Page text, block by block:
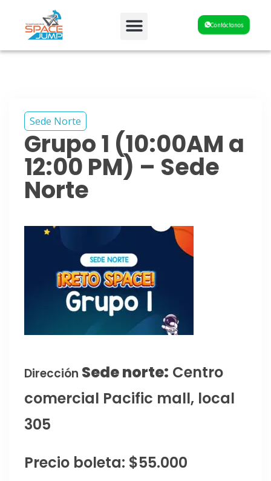
Contáctanos
Sede Norte
Grupo 1 (10:00AM a
12:00 PM) – Sede
Norte
Dirección Sede norte: Centro
comercial Pacific mall, local
305
Precio boleta: $55.000